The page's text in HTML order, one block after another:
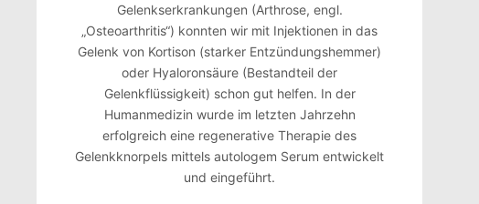
Gelenkserkrankungen (Arthrose, engl.
„Osteoarthritis“) konnten wir mit Injektionen in das
Gelenk von Kortison (starker Entzündungshemmer)
oder Hyaloronsäure (Bestandteil der
Gelenkflüssigkeit) schon gut helfen. In der
Humanmedizin wurde im letzten Jahrzehn
erfolgreich eine regenerative Therapie des
Gelenkknorpels mittels autologem Serum entwickelt
und eingeführt.